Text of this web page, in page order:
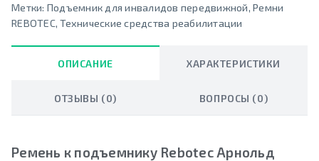
Метки: Подъемник для инвалидов передвижной, Ремни
REBOTEC,Технические средства реабилитации
ОПИСАНИЕ ХАРАКТЕРИСТИКИ
ОТЗЫВЫ (0) ВОПРОСЫ (0)
Ремень к подъемнику Rebotec Арнольд